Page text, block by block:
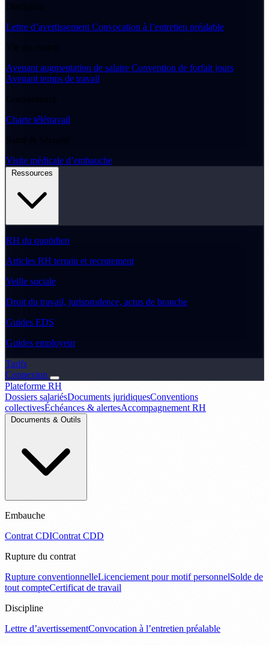
Discipline
Lettre d’avertissement Convocation à l’entretien préalable
Vie du contrat
Avenant augmentation de salaire Convention de forfait jours
Avenant temps de travail
Gouvernance
Charte télétravail
Santé & Sécurité
Visite médicale d’embauche
RH du quotidien
Articles RH terrain et recrutement
Veille sociale
Droit du travail, jurisprudence, actus de branche
Guides EDS
Guides employeur
Tarifs
Connexion
Plateforme RH
Dossiers salariésDocuments juridiquesConventions
collectivesÉchéances & alertesAccompagnement RH
Embauche
Contrat CDIContrat CDD
Rupture du contrat
Rupture conventionnelleLicenciement pour motif personnelSolde de
tout compteCertificat de travail
Discipline
Lettre d’avertissementConvocation à l’entretien préalable